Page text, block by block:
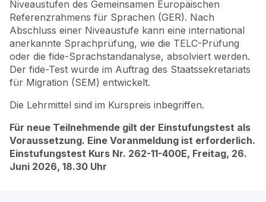
Niveaustufen des Gemeinsamen Europäischen
Referenzrahmens für Sprachen (GER). Nach
Abschluss einer Niveaustufe kann eine international
anerkannte Sprachprüfung, wie die TELC-Prüfung
oder die fide-Sprachstandanalyse, absolviert werden.
Der fide-Test wurde im Auftrag des Staatssekretariats
für Migration (SEM) entwickelt.
Die Lehrmittel sind im Kurspreis inbegriffen.
Für neue Teilnehmende gilt der Einstufungstest als
Voraussetzung. Eine Voranmeldung ist erforderlich.
Einstufungstest Kurs Nr. 262-11-400E, Freitag, 26.
Juni 2026, 18.30 Uhr